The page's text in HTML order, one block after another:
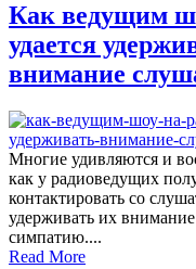
Как ведущим
удается
внимание
Многие удивляются и
как у радиоведущих
контактировать со
удерживать их
симпатию....
Read More